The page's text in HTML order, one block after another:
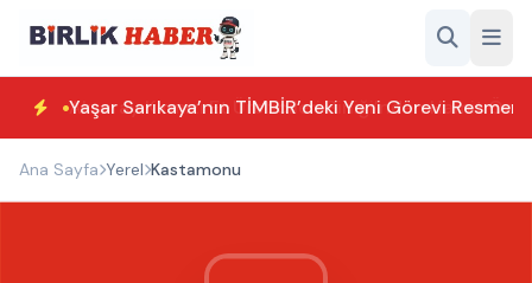
Yaşar Sarıkaya’nın TİMBİR’deki Yeni Görevi
Ana Sayfa Yerel Kastamonu